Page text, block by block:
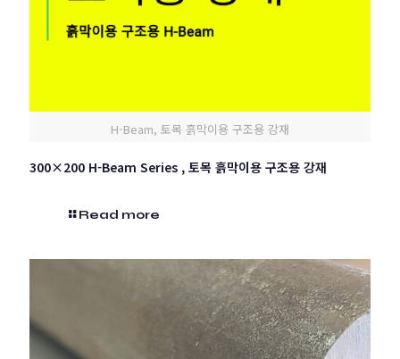
H-Beam, 토목 흙막이용 구조용 강재
300×200 H-Beam Series , 토목 흙막이용 구조용 강재
Read more